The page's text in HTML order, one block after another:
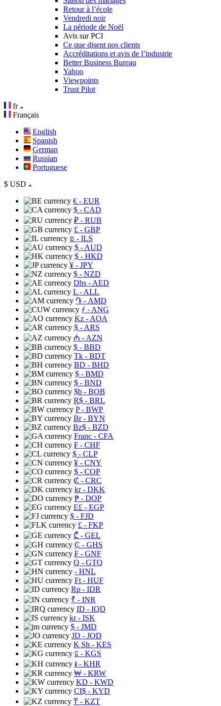
Retour à l’école
Vendredi noir
La période de Noël
Avis sur PCI
Ce que disent nos clients
Accréditations et avis de l’industrie
Better Business Bureau
Yahoo
Viewpoints
Trust Pilot
fr
Français
English
Spanish
German
Russian
Portuguese
$ USD
€ - EUR
$ - CAD
₽ - RUB
£ - GBP
₪ - ILS
$ - AUD
$ - HKD
¥ - JPY
$ - NZD
Dhs - AED
L - ALL
֏ - AMD
ƒ - ANG
Kz - AOA
$ - ARS
₼ - AZN
$ - BBD
Tk - BDT
BD - BHD
$ - BMD
$ - BND
$b - BOB
R$ - BRL
P- BWP
Br- BYN
Bz$ - BZD
Franc - CFA
₣ - CHF
$ - CLP
¥ - CNY
$ - COP
₡ - CRC
kr- DKK
₱ - DOP
E£ - EGP
$ - FJD
£ - FKP
₾ - GEL
₵ - GHS
₣ - GNF
Q - GTQ
- HNL
Ft - HUF
Rp - IDR
₹ - INR
ID - IQD
kr- ISK
$ - JMD
JD - JOD
K Sh - KES
⃀ - KGS
៛ - KHR
₩ - KRW
KD - KWD
CI$ - KYD
₸ - KZT